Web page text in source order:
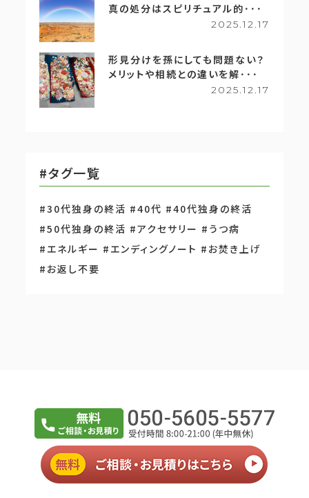
真の処分はスピリチュアル的･･･
2025.12.17
形見分けを孫にしても問題ない？
メリットや相続との違いを解･･･
2025.12.17
#タグ一覧
#30代独身の終活 #40代 #40代独身の終活
#50代独身の終活 #アクセサリー #うつ病
#エネルギー #エンディングノート #お焚き上げ
#お返し不要